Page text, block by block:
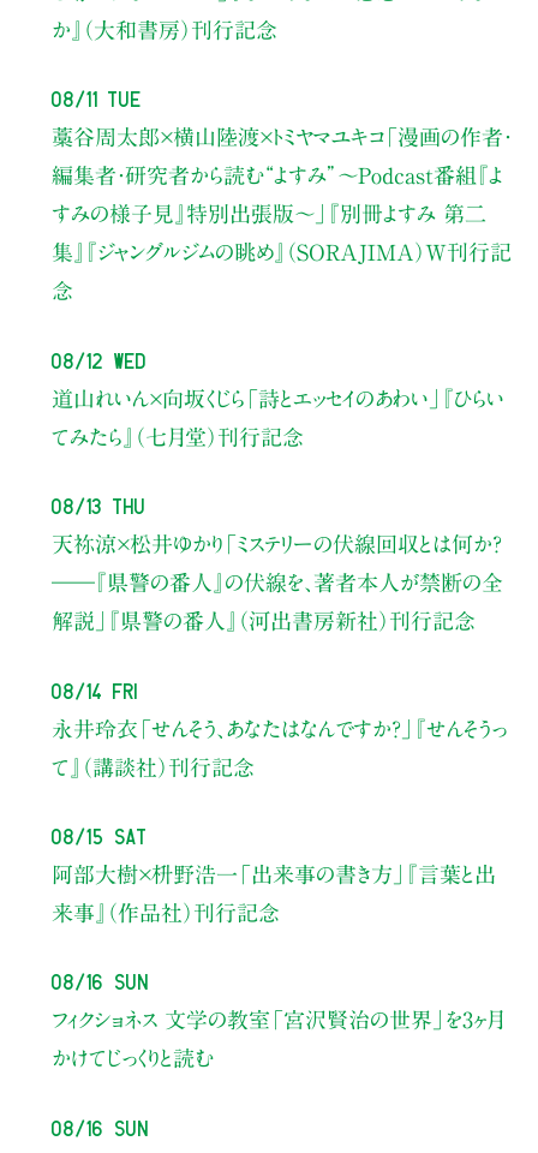
か』（大和書房）刊行記念
08/11 Tue
藁谷周太郎×横山陸渡×トミヤマユキコ「漫画の作者・
編集者・研究者から読む“よすみ” 〜Podcast番組『よ
すみの様子見』特別出張版〜」
『別冊よすみ 第二
集』『ジャングルジムの眺め』（SORAJIMA）W刊行記
念
08/12 Wed
道山れいん×向坂くじら 「詩とエッセイのあわい」
『ひらい
てみたら』（七月堂）刊行記念
08/13 Thu
天祢涼×松井ゆかり 「ミステリーの伏線回収とは何か？
――『県警の番人』の伏線を、著者本人が禁断の全
解説」
『県警の番人』（河出書房新社）刊行記念
08/14 Fri
永井玲衣 「せんそう、あなたはなんですか？」
『せんそうっ
て』（講談社）刊行記念
08/15 Sat
阿部大樹×枡野浩一 「出来事の書き方」
『言葉と出
来事』（作品社）刊行記念
08/16 Sun
フィクショネス 文学の教室 「宮沢賢治の世界」を3ヶ月
かけてじっくりと読む
08/16 Sun